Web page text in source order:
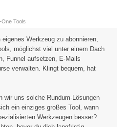
One Tools
Werkzeug zu abonnieren,
möglichst viel unter einem Dach
Funnel aufsetzen, E-Mails
verwalten. Klingt bequem, hat
wir uns solche Rundum-Lösungen
ein einziges großes Tool, wann
Werkzeugen besser?